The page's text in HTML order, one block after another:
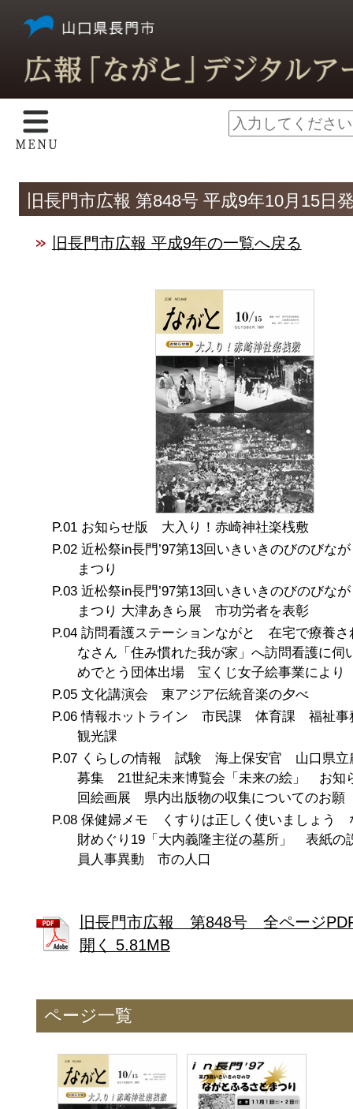
旧長門市広報 第848号 平成9年10月15日
旧長門市広報 平成9年の一覧へ戻る
お知らせ版 大入り！赤崎神社楽桟敷
近松祭in長門’97第13回いきいきのびのびな
まつり
近松祭in長門’97第13回いきいきのびのびな
まつり 大津あきら展 市功労者を表彰
訪問看護ステーションながと 在宅で療養さ
なさん「住み慣れた我が家」へ訪問看護に
めでとう団体出場 宝くじ女子絵事業により
文化講演会 東アジア伝統音楽の夕べ
情報ホットライン 市民課 体育課 福祉
観光課
くらしの情報 試験 海上保安官 山口県
募集 21世紀未来博覧会「未来の絵」 お
回絵画展 県内出版物の収集についてのお願
保健婦メモ くすりは正しく使いましょう
財めぐり19「大内義隆主従の墓所」 表紙
員人事異動 市の人口
旧長門市広報 第848号 全ページ
開く 5.81MB
ページ一覧